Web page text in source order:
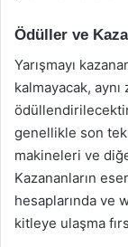
Ödüller ve
Yarışmayı
kalmayacak,
genellikle son
makineleri ve
Kazananların
hesaplarında ve
kitleye ulaşma